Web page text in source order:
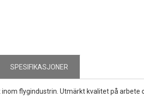
flygindustrin. Utmärkt kvalitet på arbete
SPESIFIKASJONER